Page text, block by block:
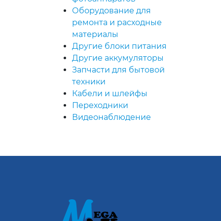
Оборудование для
ремонта и расходные
материалы
Другие блоки питания
Другие аккумуляторы
Запчасти для бытовой
техники
Кабели и шлейфы
Переходники
Видеонаблюдение